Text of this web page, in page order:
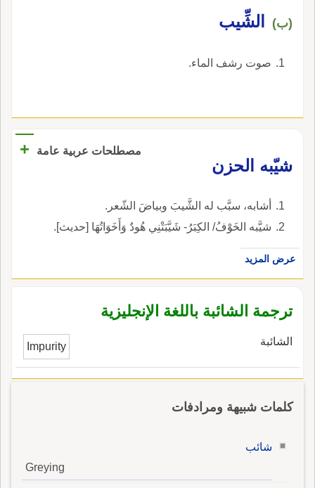
(ب) الشِّيب
صوت رشف الماء.
مصطلحات عربية عامة
+
شيّبه الحزن
أشابه، سبَّب له الشَّيبَ وبياضَ الشّعر.
شيَّبه الخَوْفُ/ الكِبَرُ- شَيَّبَتْنِي هُودٌ وَأَخَوَاتُهَا [حديث].
عرض المزيد
ترجمة الشائبة باللغة الإنجليزية
الشائبة Impurity
كلمات شبيهة ومرادفات
شائب
Greying